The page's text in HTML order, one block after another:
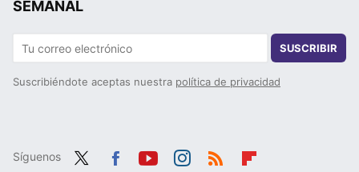
SEMANAL
SUSCRIBIR
Suscribiéndote aceptas nuestra política de privacidad
Síguenos